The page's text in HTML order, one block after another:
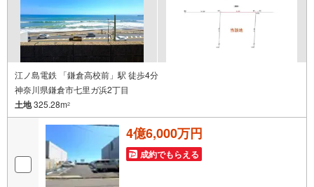
江ノ島電鉄 「鎌倉高校前」駅 徒歩4分
神奈川県鎌倉市七里ガ浜2丁目
土地325.28m2
4億6,000万円
成約でもらえる